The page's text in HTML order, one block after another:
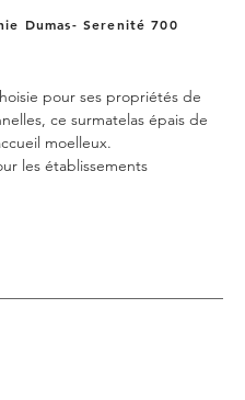
Dumas- Serenité 700
pour ses propriétés de
ce surmatelas épais de
moelleux.
les établissements